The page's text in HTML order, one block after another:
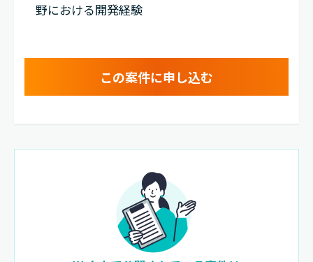
野における開発経験
この案件に申し込む